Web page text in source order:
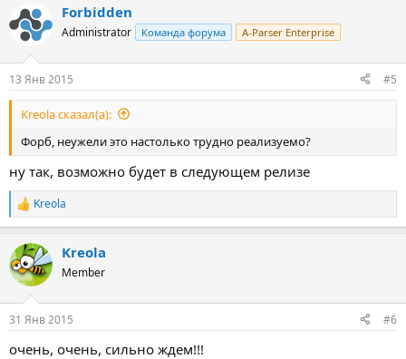
Forbidden
Administrator Команда форума A-Parser Enterprise
13 Янв 2015 #5
Kreola сказал(а):
Форб, неужели это настолько трудно реализуемо?
ну так, возможно будет в следующем релизе
Р
е
к
ц
и
Kreola
Kreola
Member
31 Янв 2015 #6
очень, очень, сильно ждем!!!